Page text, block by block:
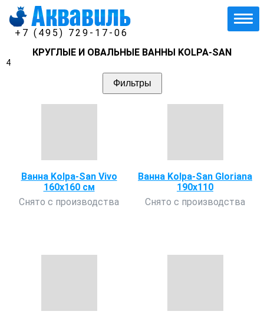
+7 (495) 729-17-06
КРУГЛЫЕ И ОВАЛЬНЫЕ ВАННЫ KOLPA-SAN
4
Фильтры
Ванна Kolpa-San Vivo
160х160 см
Снято с производства
Ванна Kolpa-San Gloriana
190х110
Снято с производства